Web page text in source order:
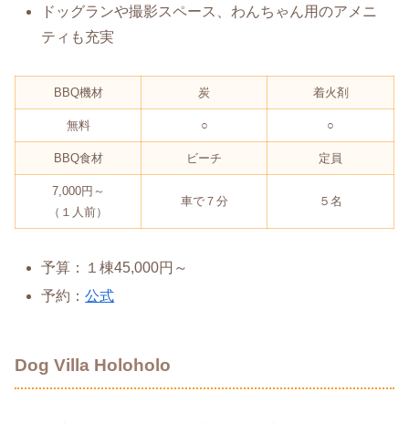
ドッグランや撮影スペース、わんちゃん用のアメニ
ティも充実
BBQ機材 炭 着火剤
無料 ○ ○
BBQ食材 ビーチ 定員
7,000円～
（１人前）
車で７分 ５名
予算：１棟45,000円～
予約：公式
Dog Villa Holoholo